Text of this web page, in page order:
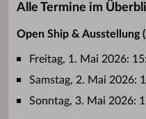
Alle Termine im
Open Ship & Ausstellung
Freitag, 1. Mai 2026:
Samstag, 2. Mai 2026:
Sonntag, 3. Mai 2026: